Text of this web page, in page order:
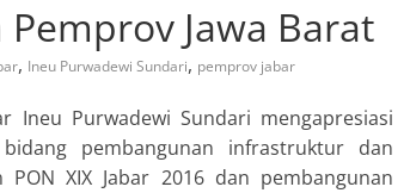
Pemprov Jawa Barat
, Ineu Purwadewi Sundari, pemprov jabar
Ineu Purwadewi Sundari mengapresiasi
pembangunan infrastruktur dan
PON XIX Jabar 2016 dan pembangunan